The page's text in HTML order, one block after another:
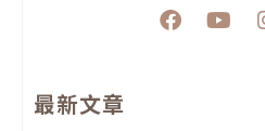
F
a
Y
最新文章